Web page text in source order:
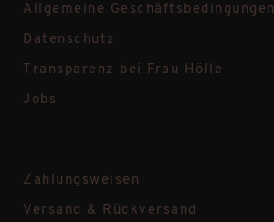
Allgemeine Geschäftsbedingungen
Datenschutz
Transparenz bei Frau Hölle
Jobs
Zahlungsweisen
Versand & Rückversand